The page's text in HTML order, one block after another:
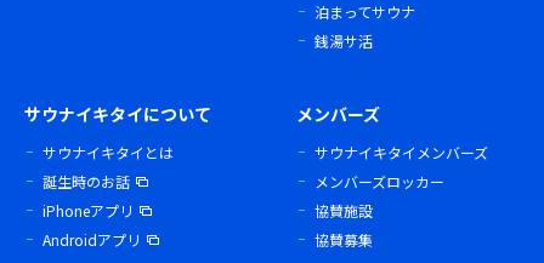
泊まってサウナ
銭湯サ活
サウナイキタイについて
サウナイキタイとは
誕生時のお話
iPhoneアプリ
Androidアプリ
メンバーズ
サウナイキタイメンバーズ
メンバーズロッカー
協賛施設
協賛募集